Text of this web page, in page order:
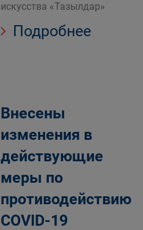
искусства «Тазылдар»
Подробнее
Внесены
изменения в
действующие
меры по
противодействию
COVID-19